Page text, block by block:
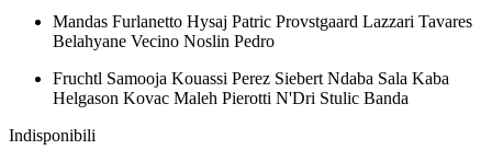
Mandas Furlanetto Hysaj Patric Provstgaard Lazzari Tavares
Belahyane Vecino Noslin Pedro
Fruchtl Samooja Kouassi Perez Siebert Ndaba Sala Kaba
Helgason Kovac Maleh Pierotti N'Dri Stulic Banda
Indisponibili